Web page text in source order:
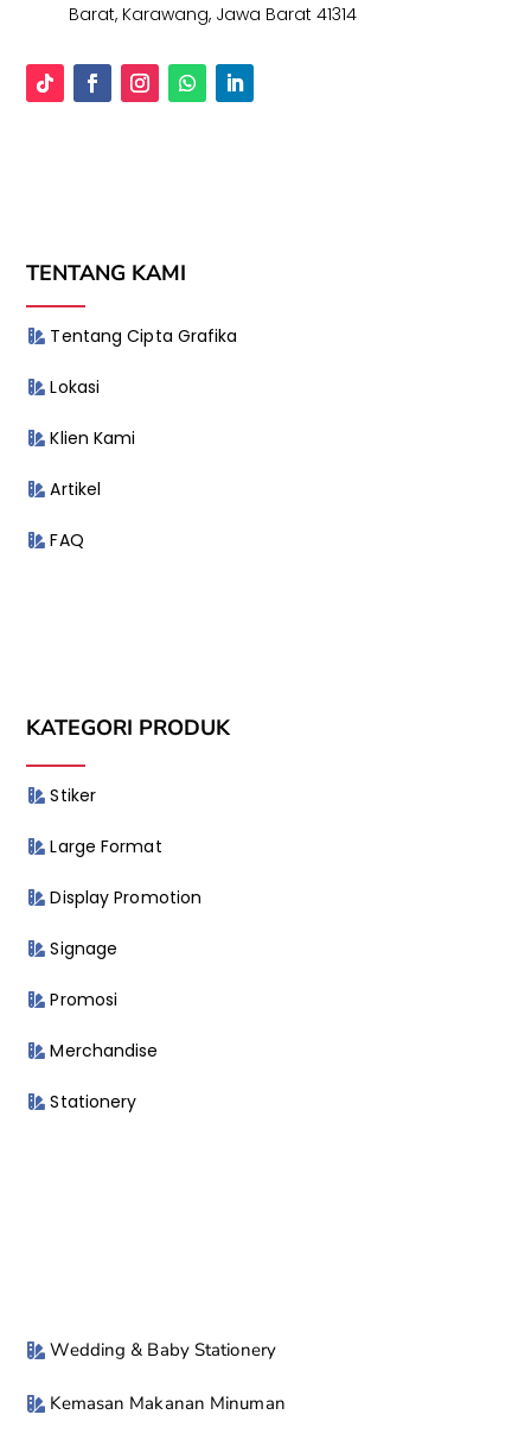
Barat, Karawang, Jawa Barat 41314
TENTANG KAMI
Tentang Cipta Grafika
Lokasi
Klien Kami
Artikel
FAQ
KATEGORI PRODUK
Stiker
Large Format
Display Promotion
Signage
Promosi
Merchandise
Stationery
Wedding & Baby Stationery
Kemasan Makanan Minuman